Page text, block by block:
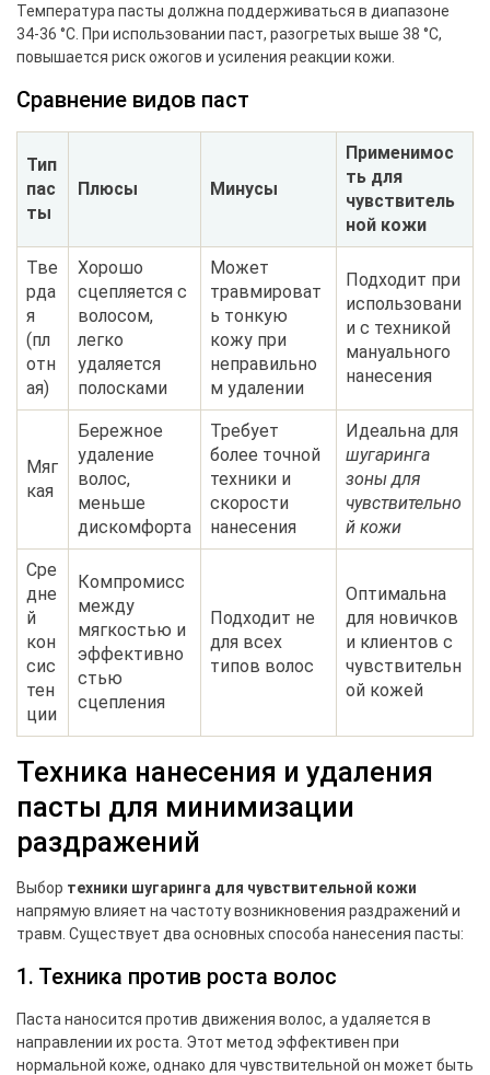
Температура пасты должна поддерживаться в диапазоне
34-36 °С. При использовании паст, разогретых выше 38 °С,
повышается риск ожогов и усиления реакции кожи.
Сравнение видов паст
Тип
пас
ты
Плюсы Минусы
Применимос
ть для
чувствитель
ной кожи
Тве
рда
я
(пл
отн
ая)
Хорошо
сцепляется с
волосом,
легко
удаляется
полосками
Может
травмироват
ь тонкую
кожу при
неправильно
м удалении
Подходит при
использовани
и с техникой
мануального
нанесения
Мяг
кая
Бережное
удаление
волос,
меньше
дискомфорта
Требует
более точной
техники и
скорости
нанесения
Идеальна для
шугаринга
зоны для
чувствительно
й кожи
Сре
дне
й
кон
сис
тен
ции
Компромисс
между
мягкостью и
эффективно
стью
сцепления
Подходит не
для всех
типов волос
Оптимальна
для новичков
и клиентов с
чувствительн
ой кожей
Техника нанесения и удаления
пасты для минимизации
раздражений
Выбор техники шугаринга для чувствительной кожи
напрямую влияет на частоту возникновения раздражений и
травм. Существует два основных способа нанесения пасты:
1. Техника против роста волос
Паста наносится против движения волос, а удаляется в
направлении их роста. Этот метод эффективен при
нормальной коже, однако для чувствительной он может быть